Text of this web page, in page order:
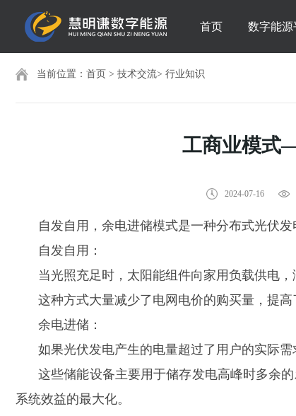
首页 数字能源
当前位置： 首页 > 技术交流> 行业知识
工商业模式
2024-07-16
自发自用，余电进储模式是一种分布式光伏发
自发自用：
当光照充足时，太阳能组件向家用负载供电，
这种方式大量减少了电网电价的购买量，提
余电进储：
如果光伏发电产生的电量超过了用户的实际
这些储能设备主要用于储存发电高峰时多余
系统效益的最大化。